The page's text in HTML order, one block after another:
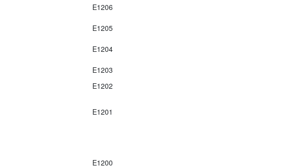
E1206
E1205
E1204
E1203
E1202
E1201
E1200